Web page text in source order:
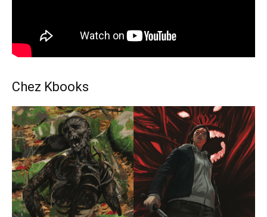
Chez Kbooks